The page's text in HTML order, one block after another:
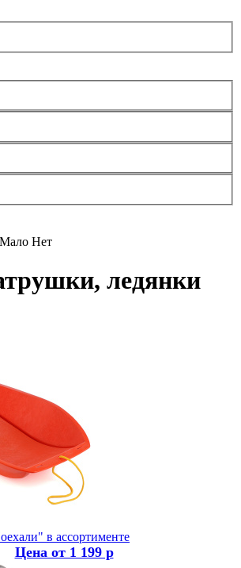
Мало Нет
ледянки
в ассортименте
Цена от 1 199 р